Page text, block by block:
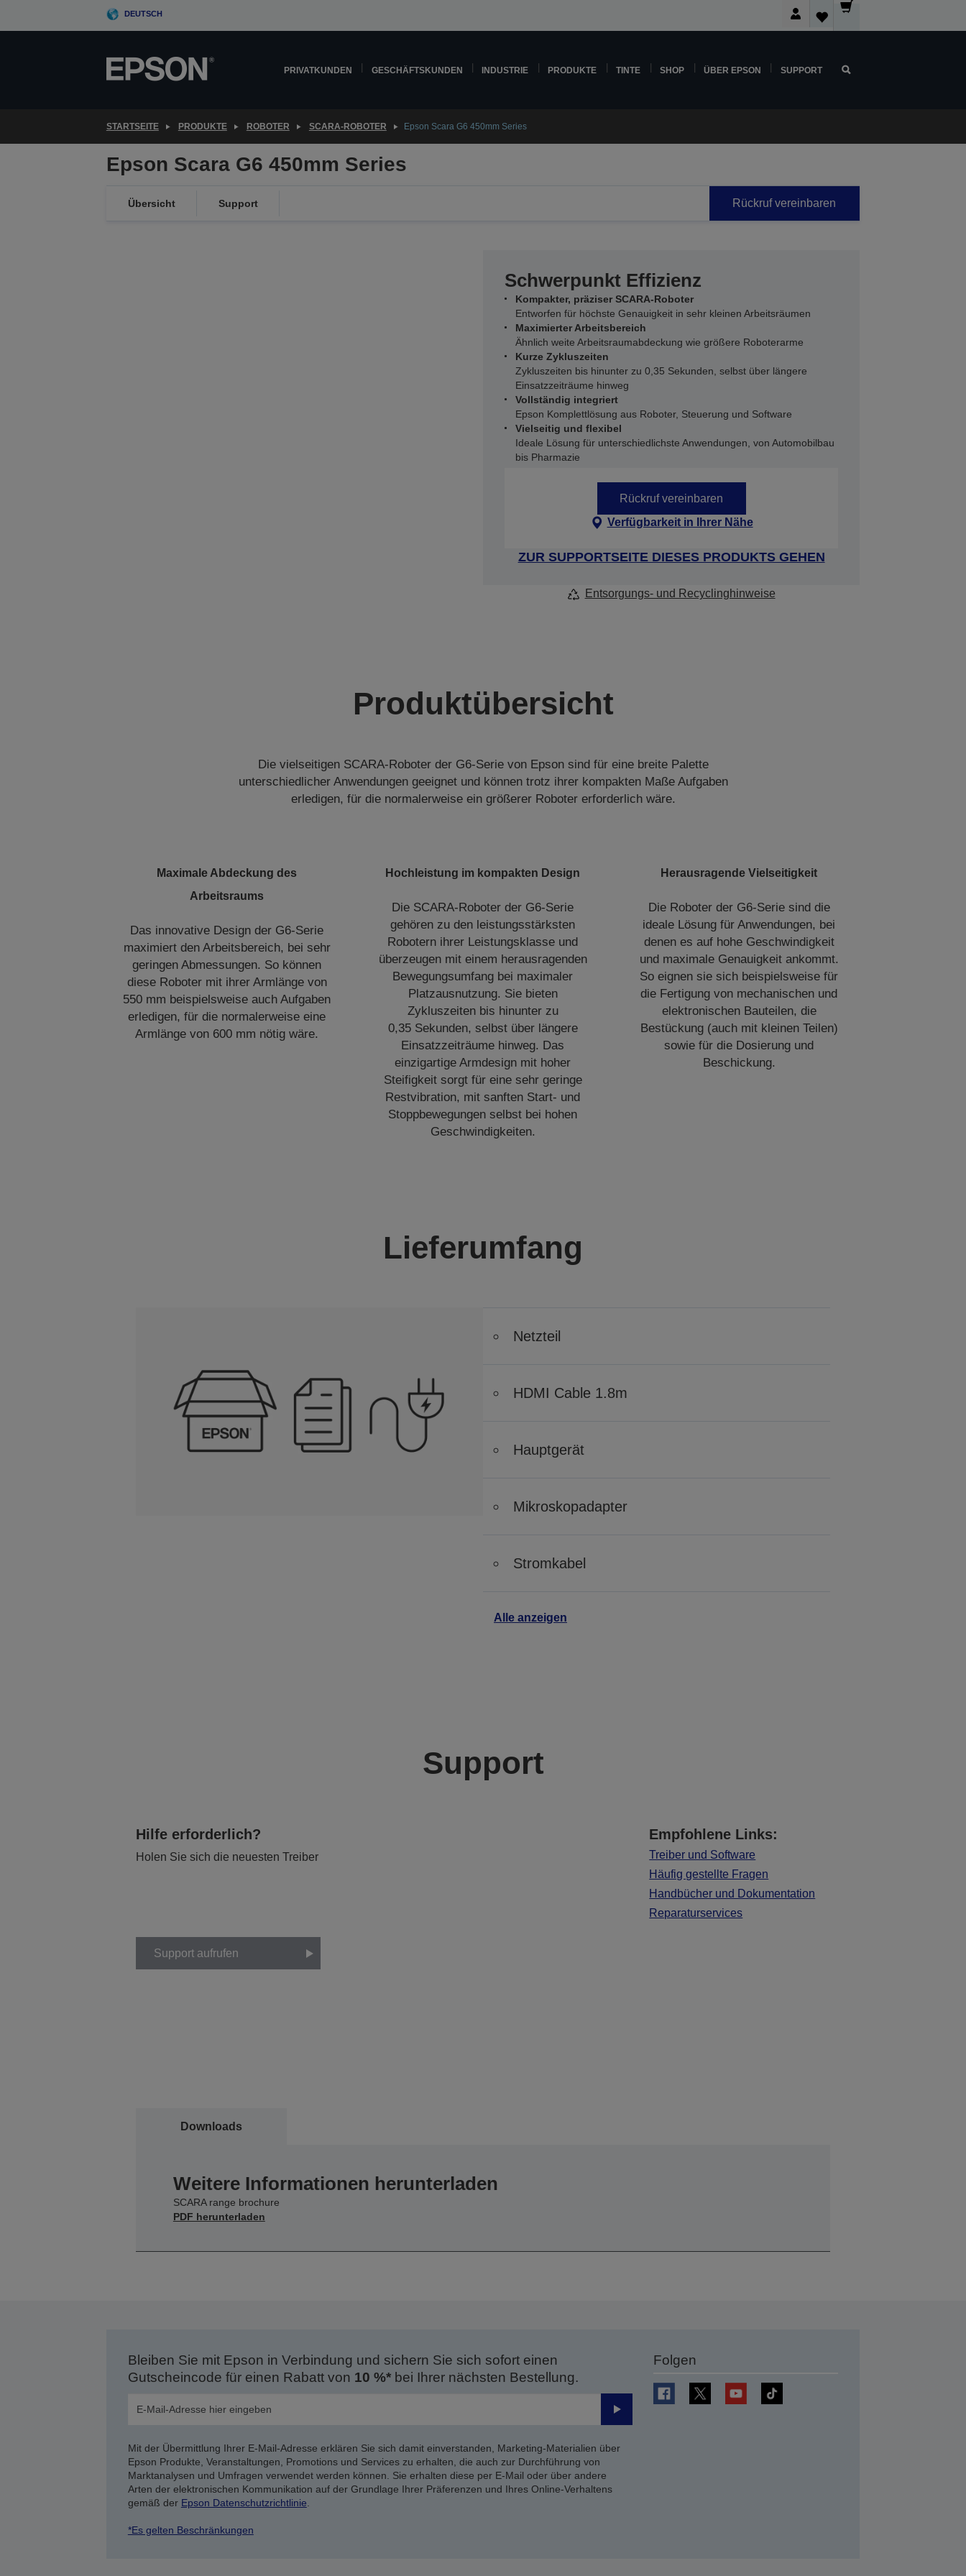
DEUTSCH
PRIVATKUNDEN GESCHÄFTSKUNDEN INDUSTRIE PRODUKTE TINTE SHOP ÜBER EPSON SUPPORT
STARTSEITE PRODUKTE ROBOTER SCARA-ROBOTER Epson Scara G6 450mm Series
Epson Scara G6 450mm Series
Übersicht Support Rückruf vereinbaren
Schwerpunkt Effizienz
Kompakter, präziser SCARA-Roboter
Entworfen für höchste Genauigkeit in sehr kleinen Arbeitsräumen
Maximierter Arbeitsbereich
Ähnlich weite Arbeitsraumabdeckung wie größere Roboterarme
Kurze Zykluszeiten
Zykluszeiten bis hinunter zu 0,35 Sekunden, selbst über längere
Einsatzzeiträume hinweg
Vollständig integriert
Epson Komplettlösung aus Roboter, Steuerung und Software
Vielseitig und flexibel
Ideale Lösung für unterschiedlichste Anwendungen, von Automobilbau
bis Pharmazie
Rückruf vereinbaren
Verfügbarkeit in Ihrer Nähe
ZUR SUPPORTSEITE DIESES PRODUKTS GEHEN
Entsorgungs- und Recyclinghinweise
Produktübersicht
Die vielseitigen SCARA-Roboter der G6-Serie von Epson sind für eine breite Palette
unterschiedlicher Anwendungen geeignet und können trotz ihrer kompakten Maße Aufgaben
erledigen, für die normalerweise ein größerer Roboter erforderlich wäre.
Maximale Abdeckung des
Arbeitsraums
Das innovative Design der G6-Serie
maximiert den Arbeitsbereich, bei sehr
geringen Abmessungen. So können
diese Roboter mit ihrer Armlänge von
550 mm beispielsweise auch Aufgaben
erledigen, für die normalerweise eine
Armlänge von 600 mm nötig wäre.
Hochleistung im kompakten Design
Die SCARA-Roboter der G6-Serie
gehören zu den leistungsstärksten
Robotern ihrer Leistungsklasse und
überzeugen mit einem herausragenden
Bewegungsumfang bei maximaler
Platzausnutzung. Sie bieten
Zykluszeiten bis hinunter zu
0,35 Sekunden, selbst über längere
Einsatzzeiträume hinweg. Das
einzigartige Armdesign mit hoher
Steifigkeit sorgt für eine sehr geringe
Restvibration, mit sanften Start- und
Stoppbewegungen selbst bei hohen
Geschwindigkeiten.
Herausragende Vielseitigkeit
Die Roboter der G6-Serie sind die
ideale Lösung für Anwendungen, bei
denen es auf hohe Geschwindigkeit
und maximale Genauigkeit ankommt.
So eignen sie sich beispielsweise für
die Fertigung von mechanischen und
elektronischen Bauteilen, die
Bestückung (auch mit kleinen Teilen)
sowie für die Dosierung und
Beschickung.
Lieferumfang
Netzteil
HDMI Cable 1.8m
Hauptgerät
Mikroskopadapter
Stromkabel
Alle anzeigen
Support
Hilfe erforderlich?
Holen Sie sich die neuesten Treiber
Empfohlene Links:
Treiber und Software
Häufig gestellte Fragen
Handbücher und Dokumentation
Reparaturservices
Support aufrufen
Downloads
Weitere Informationen herunterladen
SCARA range brochure
PDF herunterladen
Bleiben Sie mit Epson in Verbindung und sichern Sie sich sofort einen
Gutscheincode für einen Rabatt von 10 %*bei Ihrer nächsten Bestellung.
Senden
Mit der Übermittlung Ihrer E-Mail-Adresse erklären Sie sich damit einverstanden, Marketing-Materialien über
Epson Produkte, Veranstaltungen, Promotions und Services zu erhalten, die auch zur Durchführung von
Marktanalysen und Umfragen verwendet werden können. Sie erhalten diese per E-Mail oder über andere
Arten der elektronischen Kommunikation auf der Grundlage Ihrer Präferenzen und Ihres Online-Verhaltens
gemäß der Epson Datenschutzrichtlinie
*Es gelten Beschränkungen
Folgen